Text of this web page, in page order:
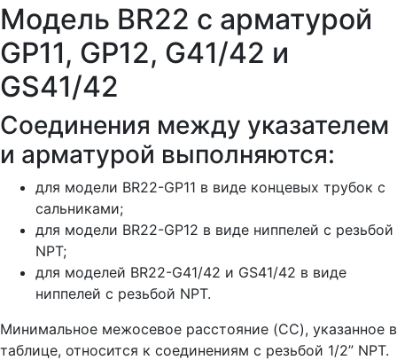
Модель BR22 с арматурой
GP11, GP12, G41/42 и
GS41/42
Соединения между указателем
и арматурой выполняются:
для модели BR22-GP11 в виде концевых трубок с
сальниками;
для модели BR22-GP12 в виде ниппелей с резьбой
NPT;
для моделей BR22-G41/42 и GS41/42 в виде
ниппелей с резьбой NPT.
Минимальное межосевое расстояние (CC), указанное в
таблице, относится к соединениям с резьбой 1/2” NPT.